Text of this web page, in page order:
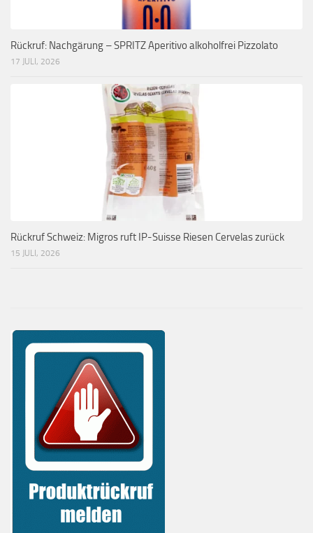
Rückruf: Nachgärung – SPRITZ Aperitivo alkoholfrei Pizzolato
17 JULI, 2026
Rückruf Schweiz: Migros ruft IP-Suisse Riesen Cervelas zurück
15 JULI, 2026